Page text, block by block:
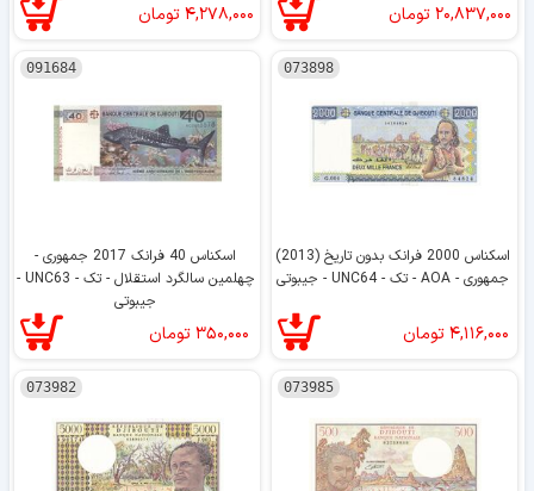
۲۰,۸۳۷,۰۰۰تومان ۴,۲۷۸,۰۰۰تومان
073898
اسکناس 2000 فرانک بدون تاریخ (2013)
جمهوری - AOA - تک - UNC64 - جیبوتی
۴,۱۱۶,۰۰۰تومان
091684
اسکناس 40 فرانک 2017 جمهوری -
چهلمین سالگرد استقلال - تک - UNC63 -
جیبوتی
۳۵۰,۰۰۰ تومان
073985
073982